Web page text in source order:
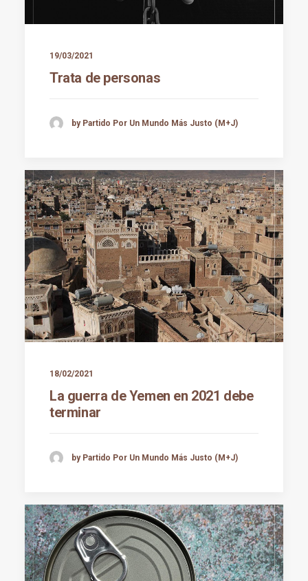
19/03/2021
Trata de personas
by Partido Por Un Mundo Más Justo (M+J)
18/02/2021
La guerra de Yemen en 2021 debe
terminar
by Partido Por Un Mundo Más Justo (M+J)